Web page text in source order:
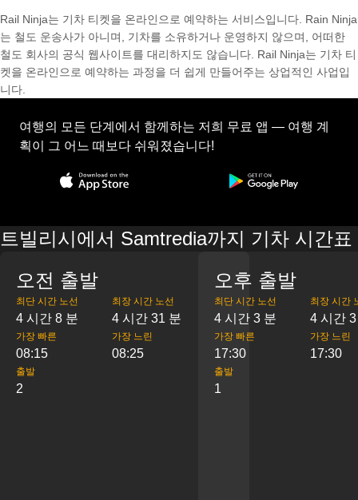
Rail Ninja는 기차 티켓을 온라인으로 예약하는 서비스입니다. Rain Ninja
는 철도 운송사가 아니며, 기차를 소유하거나 운영하지 않으며, 어떠한
철도 회사의 공식 웹사이트를 대리하지도 않습니다. Rail Ninja는 기차 티
켓을 온라인으로 예약하는 과정을 더 쉽게 만들어주는 상업적인 사업입
니다.
여행의 모든 단계에서 함께하는 저희 무료 앱 — 여행 계
획이 그 어느 때보다 쉬워졌습니다!
트빌리시에서 Samtredia까지 기차 시간표
오전 출발
최단 시간 노선
4 시간 8 분
최장 시간 노선
4 시간 31 분
가장 빠른
08:15
가장 느린
08:25
출발
2
오후 출발
최단 시간 노선
4 시간 3 분
최장 시간
4 시간
가장 빠른
17:30
가장 느린
17:30
출발
1